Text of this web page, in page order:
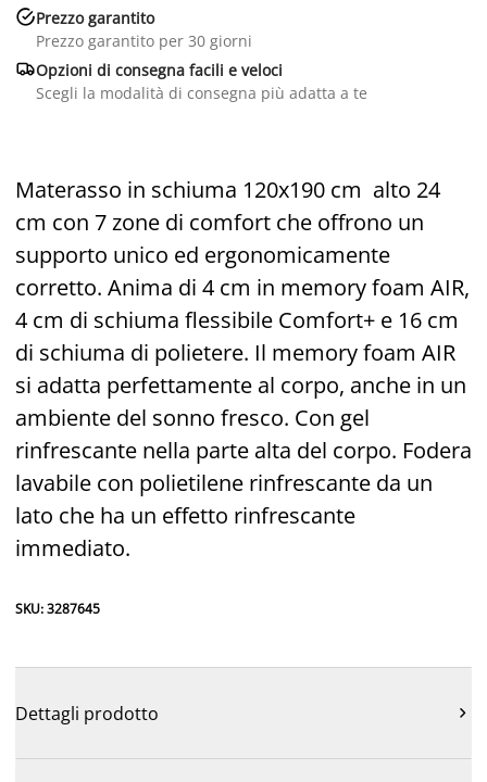
Prezzo garantito
Prezzo garantito per 30 giorni
Opzioni di consegna facili e veloci
Scegli la modalità di consegna più adatta a te
Materasso in schiuma 120x190 cm alto 24
cm con 7 zone di comfort che offrono un
supporto unico ed ergonomicamente
corretto. Anima di 4 cm in memory foam AIR,
4 cm di schiuma flessibile Comfort+ e 16 cm
di schiuma di polietere. Il memory foam AIR
si adatta perfettamente al corpo, anche in un
ambiente del sonno fresco. Con gel
rinfrescante nella parte alta del corpo. Fodera
lavabile con polietilene rinfrescante da un
lato che ha un effetto rinfrescante
immediato.
SKU: 3287645
Dettagli prodotto 